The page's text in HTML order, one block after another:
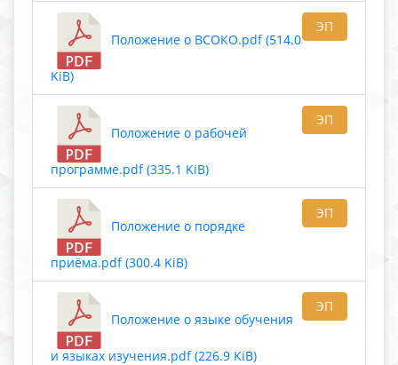
Положение о ВСОКО.pdf (514.0
KiB)
ЭП
Положение о рабочей
программе.pdf (335.1 KiB)
ЭП
Положение о порядке
приёма.pdf (300.4 KiB)
ЭП
Положение о языке обучения
и языках изучения.pdf (226.9 KiB)
ЭП